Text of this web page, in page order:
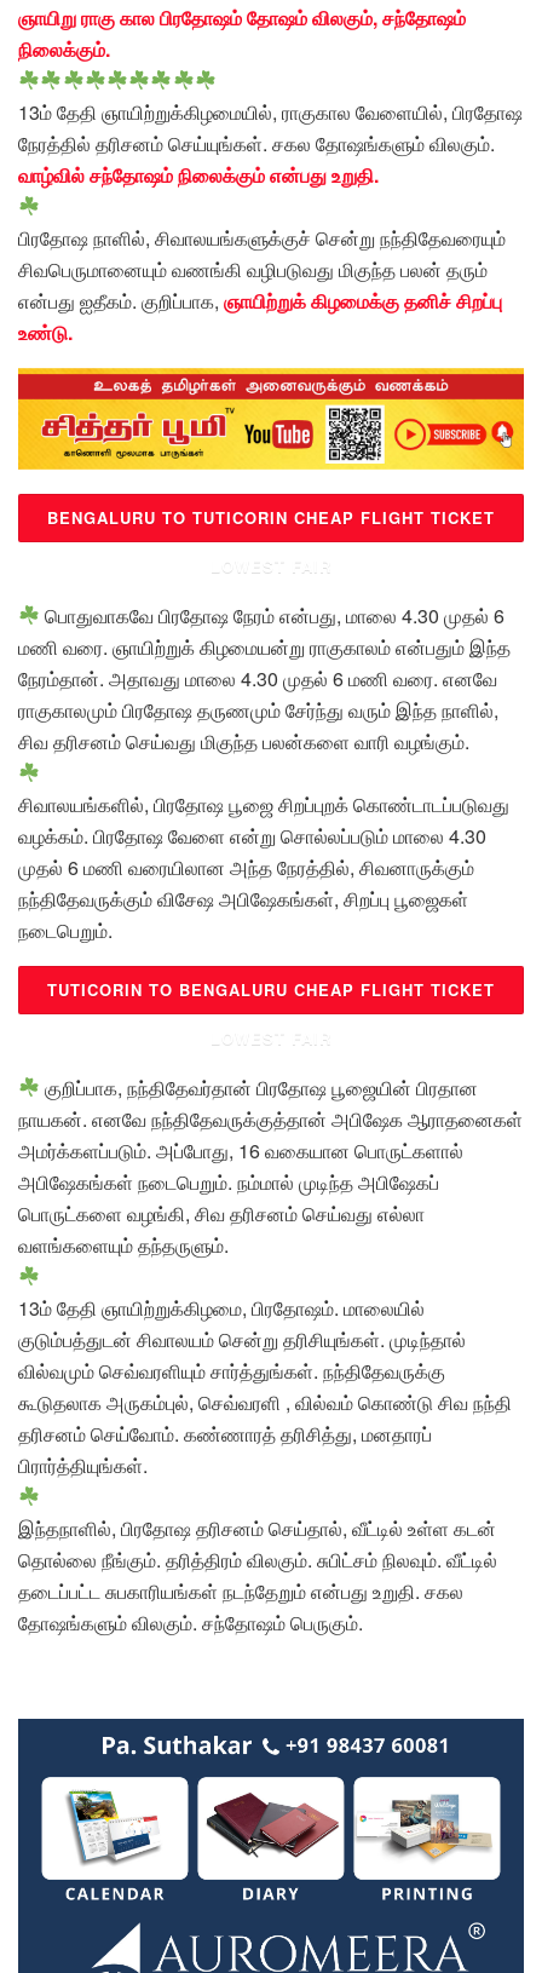
ஞாயிறு ராகு கால பிரதோஷம் தோஷம் விலகும், சந்தோஷம்
நிலைக்கும்.
13ம் தேதி ஞாயிற்றுக்கிழமையில், ராகுகால வேளையில், பிரதோஷ
நேரத்தில் தரிசனம் செய்யுங்கள். சகல தோஷங்களும் விலகும்.
வாழ்வில் சந்தோஷம் நிலைக்கும் என்பது உறுதி.
பிரதோஷ நாளில், சிவாலயங்களுக்குச் சென்று நந்திதேவரையும்
சிவபெருமானையும் வணங்கி வழிபடுவது மிகுந்த பலன் தரும்
என்பது ஐதீகம். குறிப்பாக, ஞாயிற்றுக் கிழமைக்கு தனிச் சிறப்பு
உண்டு.
BENGALURU TO TUTICORIN CHEAP FLIGHT TICKET
LOWEST FAIR
பொதுவாகவே பிரதோஷ நேரம் என்பது, மாலை 4.30 முதல் 6
மணி வரை. ஞாயிற்றுக் கிழமையன்று ராகுகாலம் என்பதும் இந்த
நேரம்தான். அதாவது மாலை 4.30 முதல் 6 மணி வரை. எனவே
ராகுகாலமும் பிரதோஷ தருணமும் சேர்ந்து வரும் இந்த நாளில்,
சிவ தரிசனம் செய்வது மிகுந்த பலன்களை வாரி வழங்கும்.
சிவாலயங்களில், பிரதோஷ பூஜை சிறப்புறக் கொண்டாடப்படுவது
வழக்கம். பிரதோஷ வேளை என்று சொல்லப்படும் மாலை 4.30
முதல் 6 மணி வரையிலான அந்த நேரத்தில், சிவனாருக்கும்
நந்திதேவருக்கும் விசேஷ அபிஷேகங்கள், சிறப்பு பூஜைகள்
நடைபெறும்.
TUTICORIN TO BENGALURU CHEAP FLIGHT TICKET
LOWEST FAIR
குறிப்பாக, நந்திதேவர்தான் பிரதோஷ பூஜையின் பிரதான
நாயகன். எனவே நந்திதேவருக்குத்தான் அபிஷேக ஆராதனைகள்
அமர்க்களப்படும். அப்போது, 16 வகையான பொருட்களால்
அபிஷேகங்கள் நடைபெறும். நம்மால் முடிந்த அபிஷேகப்
பொருட்களை வழங்கி, சிவ தரிசனம் செய்வது எல்லா
வளங்களையும் தந்தருளும்.
13ம் தேதி ஞாயிற்றுக்கிழமை, பிரதோஷம். மாலையில்
குடும்பத்துடன் சிவாலயம் சென்று தரிசியுங்கள். முடிந்தால்
வில்வமும் செவ்வரளியும் சார்த்துங்கள். நந்திதேவருக்கு
கூடுதலாக அருகம்புல், செவ்வரளி , வில்வம் கொண்டு சிவ நந்தி
தரிசனம் செய்வோம். கண்ணாரத் தரிசித்து, மனதாரப்
பிரார்த்தியுங்கள்.
இந்தநாளில், பிரதோஷ தரிசனம் செய்தால், வீட்டில் உள்ள கடன்
தொல்லை நீங்கும். தரித்திரம் விலகும். சுபிட்சம் நிலவும். வீட்டில்
தடைப்பட்ட சுபகாரியங்கள் நடந்தேறும் என்பது உறுதி. சகல
தோஷங்களும் விலகும். சந்தோஷம் பெருகும்.